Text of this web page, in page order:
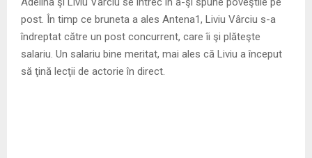
E
N
post. În timp ce bruneta a ales Antena1, Liviu Vârciu s-a
îndreptat către un post concurrent, care îi şi plăteşte
salariu. Un salariu bine meritat, mai ales că Liviu a început
să ţină lecţii de actorie în direct.